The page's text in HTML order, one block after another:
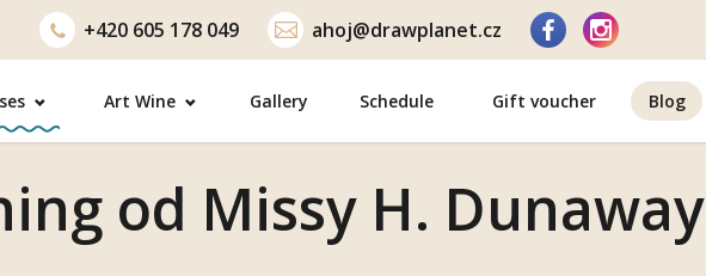
+420 605 178 049 ahoj@drawplanet.cz
Art Wine Gallery Schedule Gift voucher Blog
od Missy H. Dunaway